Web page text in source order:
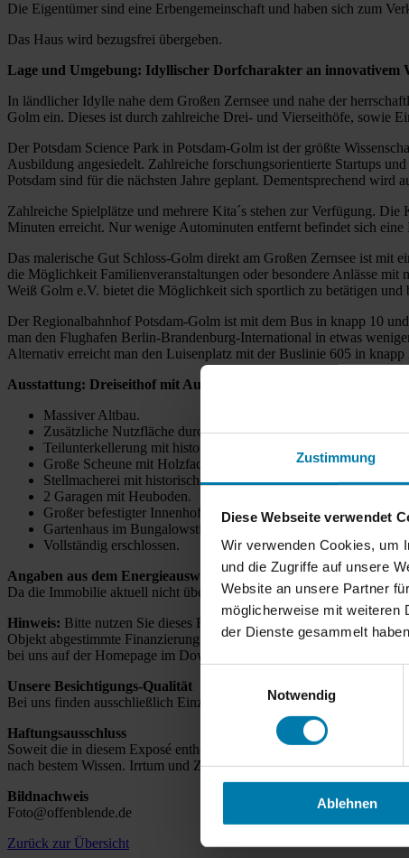
Zustimmung
Diese Webseite verwendet
Wir verwenden Cookies, um
und die Zugriffe auf unsere
Website an unsere Partner
möglicherweise mit weiteren
der Dienste gesammelt
Notwendig
Ablehnen
Die Eigentümer sind eine Erbengemeinschaft und haben sich zum
Das Haus wird bezugsfrei übergeben.
Lage und Umgebung: Idyllischer Dorfcharakter an innovativem
In ländlicher Idylle nahe dem Großen Zernsee und nahe der
Golm ein. Dieses ist durch zahlreiche Drei- und Vierseithöfe, sowie
Der Potsdam Science Park in Potsdam-Golm ist der größte
Ausbildung angesiedelt. Zahlreiche forschungsorientierte Startups
Potsdam sind für die nächsten Jahre geplant. Dementsprechend
Zahlreiche Spielplätze und mehrere Kita´s stehen zur Verfügung.
Minuten erreicht. Nur wenige Autominuten entfernt befindet sich
Das malerische Gut Schloss-Golm direkt am Großen Zernsee ist mit
die Möglichkeit Familienveranstaltungen oder besondere Anlässe
Weiß Golm e.V. bietet die Möglichkeit sich sportlich zu betätigen und
Der Regionalbahnhof Potsdam-Golm ist mit dem Bus in knapp 10
man den Flughafen Berlin-Brandenburg-International in etwas
Alternativ erreicht man den Luisenplatz mit der Buslinie 605 in
Ausstattung: Dreiseithof mit Ausbaupotential für
Massiver Altbau.
Zusätzliche Nutzfläche durch Ausbau der Abseiten möglich.
Teilunterkellerung mit historischen Einbauregalen.
Große Scheune mit Holzfachwerk.
Stellmacherei mit historischen Werkzeugen.
2 Garagen mit Heuboden.
Großer befestigter Innenhof mit Solitärtanne im Zentrum.
Gartenhaus im Bungalowstil im Garten.
Vollständig erschlossen.
Angaben aus dem Energieausweis
Da die Immobilie aktuell nicht über eine funktionstüchtige Heizung
Hinweis: Bitte nutzen Sie dieses Exposé um mit Ihrem
Objekt abgestimmte Finanzierungsbestätigung aus. Damit erhöhen
bei uns auf der Homepage im Downloadbereich die Kontaktdaten
Unsere Besichtigungs-Qualität
Bei uns finden ausschließlich Einzelbesichtigungen, mit maximal zwei
Haftungsausschluss
Soweit die in diesem Exposé enthaltenen Daten und Informationen
nach bestem Wissen. Irrtum und Zwischenverkauf sind vorbehalten.
Bildnachweis
Foto@offenblende.de
Zurück zur Übersicht